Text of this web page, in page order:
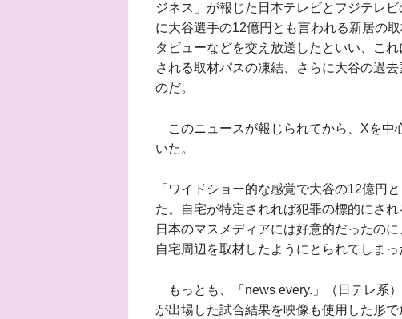
ジネス」が報じた日本テレビとフジテレ
に大谷選手の12億円とも言われる新居の
タビューなどを交え放送したといい、こ
される取材パスの凍結、さらに大谷の過
のだ。
このニュースが報じられてから、Xを中
いた。
「ワイドショー的な感覚で大谷の12億円
た。自宅が特定されれば犯罪の標的にさ
日本のマスメディアには好意的だったの
自宅周辺を取材したようにとられてしまっ
もっとも、「news every.」（日テレ系
が出場した試合結果を映像も使用した形